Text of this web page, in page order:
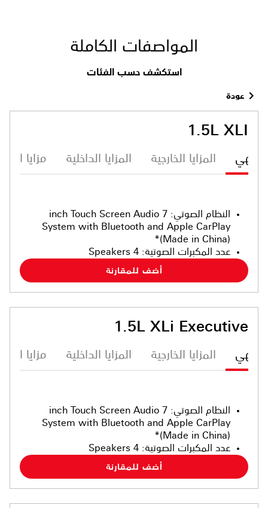
المواصفات الكاملة
استكشف حسب الفئات
عودة
1.5L XLI
المزايا الخارجية المزايا الداخلية مزايا
النظام الصوتي:
7 inch Touch Screen Audio
System with Bluetooth and Apple CarPlay
(Made in China)*
عدد المكبرات الصوتية:
4 Speakers
أضف للمقارنة
1.5L XLi Executive
المزايا الخارجية المزايا الداخلية مزايا
النظام الصوتي:
7 inch Touch Screen Audio
System with Bluetooth and Apple CarPlay
(Made in China)*
عدد المكبرات الصوتية:
4 Speakers
أضف للمقارنة